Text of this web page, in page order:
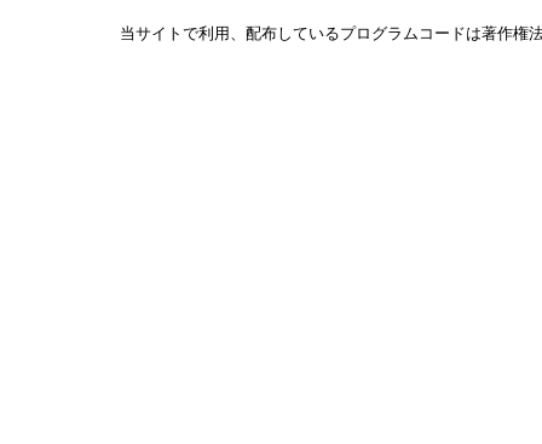
当サイトで利用、配布しているプログラムコードは著作